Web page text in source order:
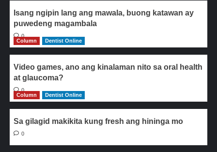
Isang ngipin lang ang mawala, buong katawan ay
puwedeng magambala
0
Column
Dentist Online
Video games, ano ang kinalaman nito sa oral health
at glaucoma?
0
Column
Dentist Online
Sa gilagid makikita kung fresh ang hininga mo
0